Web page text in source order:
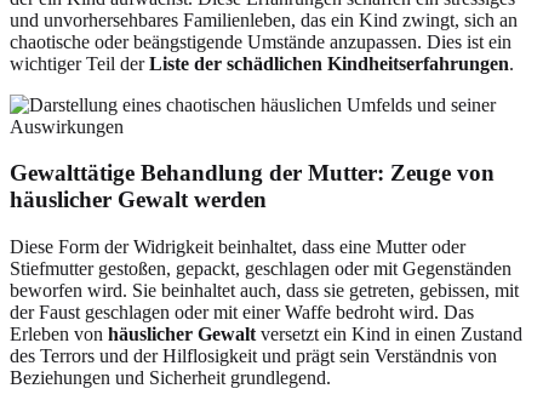
und unvorhersehbares Familienleben, das ein Kind zwingt, sich an
chaotische oder beängstigende Umstände anzupassen. Dies ist ein
wichtiger Teil derListe der schädlichen Kindheitserfahrungen.
Gewalttätige Behandlung der Mutter: Zeuge von
häuslicher Gewalt werden
Diese Form der Widrigkeit beinhaltet, dass eine Mutter oder
Stiefmutter gestoßen, gepackt, geschlagen oder mit Gegenständen
beworfen wird. Sie beinhaltet auch, dass sie getreten, gebissen, mit
der Faust geschlagen oder mit einer Waffe bedroht wird. Das
Erleben von häuslicher Gewalt versetzt ein Kind in einen Zustand
des Terrors und der Hilflosigkeit und prägt sein Verständnis von
Beziehungen und Sicherheit grundlegend.